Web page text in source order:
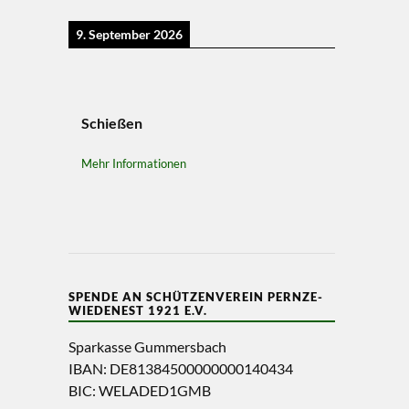
9. September 2026
Schießen
Mehr Informationen
SPENDE AN SCHÜTZENVEREIN PERNZE-
WIEDENEST 1921 E.V.
Sparkasse Gummersbach
IBAN: DE81384500000000140434
BIC: WELADED1GMB